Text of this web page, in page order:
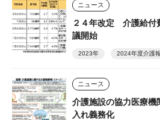
ニュース
２４年改定 介護給
議開始
2023年 2024年度介護
ニュース
介護施設の協力医療
入れ義務化